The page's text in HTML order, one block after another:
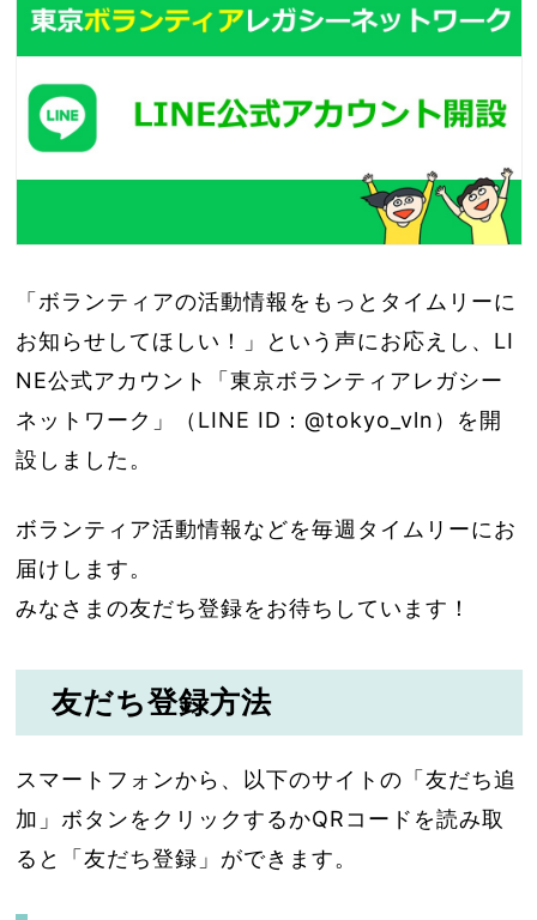
「ボランティアの活動情報をもっとタイムリーに
お知らせしてほしい！」という声にお応えし、LI
NE公式アカウント「東京ボランティアレガシー
ネットワーク」（LINE ID：@tokyo_vln）を開
設しました。
ボランティア活動情報などを毎週タイムリーにお
届けします。
みなさまの友だち登録をお待ちしています！
友だち登録方法
スマートフォンから、以下のサイトの「友だち追
加」ボタンをクリックするかQRコードを読み取
ると「友だち登録」ができます。